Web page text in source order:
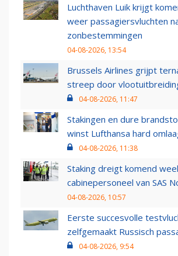
Luchthaven Luik krijgt
weer passagiersvluchten
zonbestemmingen
04-08-2026, 13:54
Brussels Airlines grijpt
streep door
04-08-2026, 11:47
Stakingen en dure
winst Lufthansa hard
04-08-2026, 11:38
Staking dreigt komend
cabinepersoneel van SAS
04-08-2026, 10:57
Eerste succesvolle
zelfgemaakt Russisch
04-08-2026, 9:54